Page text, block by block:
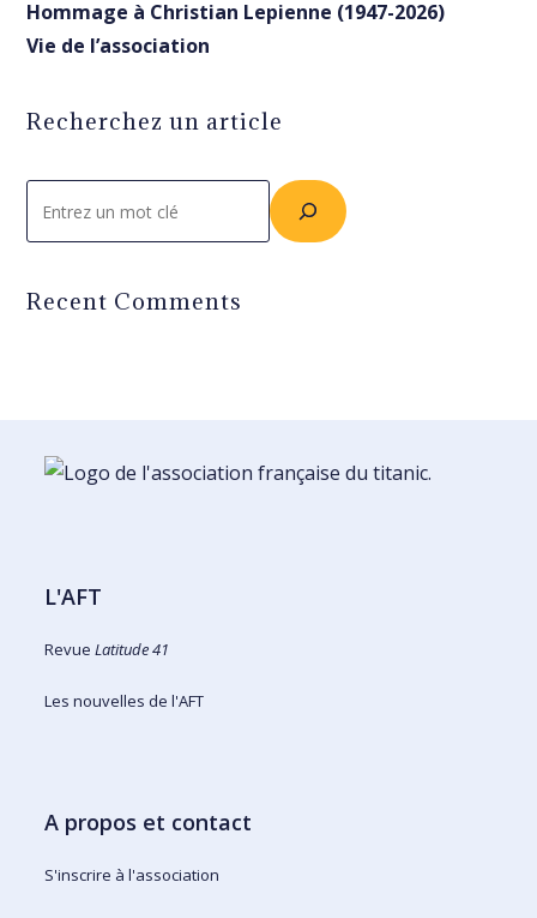
Hommage à Christian Lepienne (1947-2026)
Vie de l’association
Recherchez un article
Recent Comments
L'AFT
RevueLatitude 41
Les nouvelles de l'AFT
A propos et contact
S'inscrire à l'association